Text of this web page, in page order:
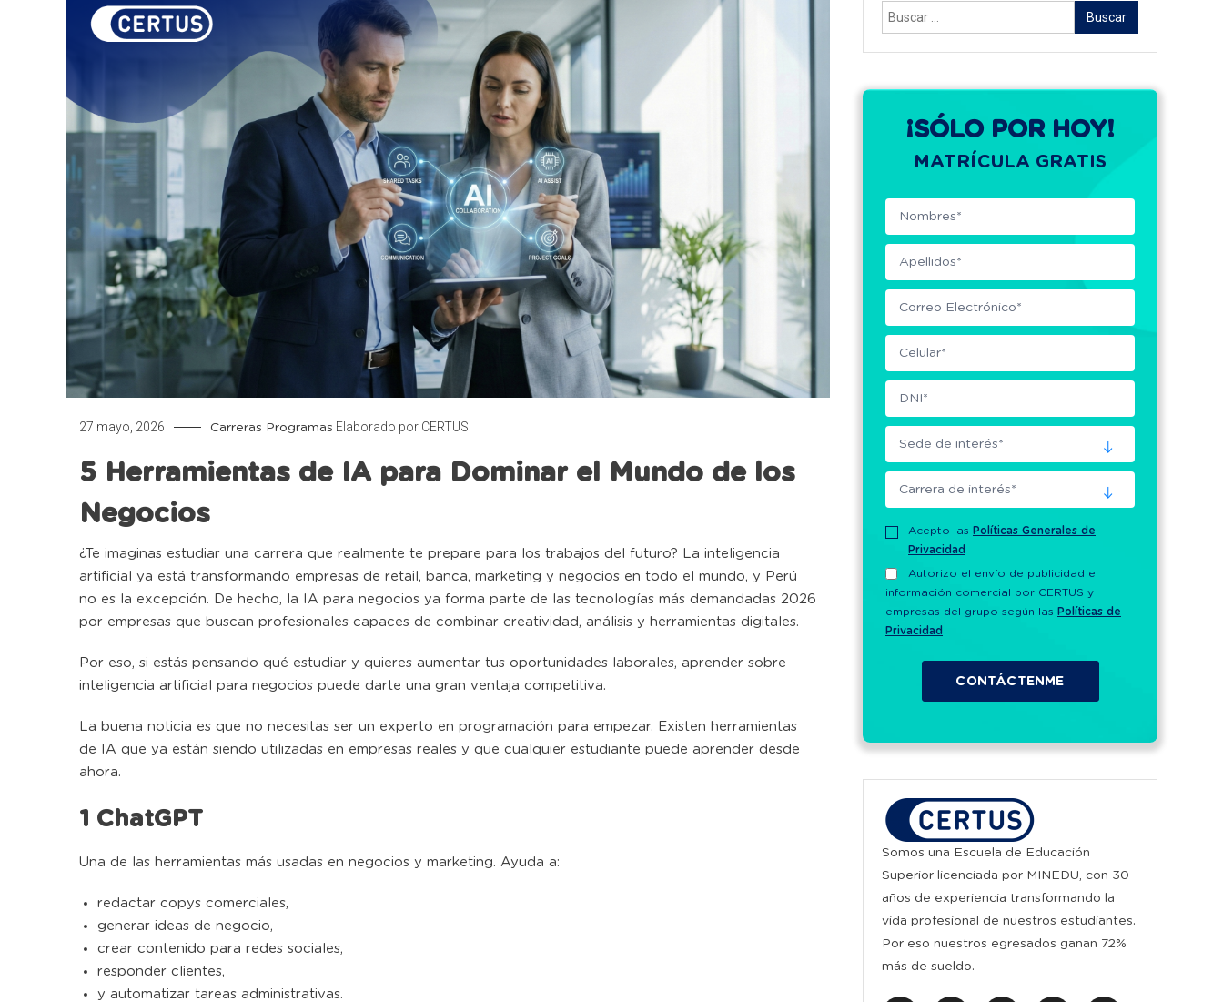
27 mayo, 2026 Carreras Programas Elaborado por CERTUS
5 Herramientas de IA para Dominar el Mundo de los
Negocios
¿Te imaginas estudiar una carrera que realmente te prepare para los trabajos del futuro? La inteligencia
artificial ya está transformando empresas de retail, banca, marketing y negocios en todo el mundo, y Perú
no es la excepción. De hecho, la IA para negocios ya forma parte de las tecnologías más demandadas 2026
por empresas que buscan profesionales capaces de combinar creatividad, análisis y herramientas digitales.
Por eso, si estás pensando qué estudiar y quieres aumentar tus oportunidades laborales, aprender sobre
inteligencia artificial para negocios puede darte una gran ventaja competitiva.
La buena noticia es que no necesitas ser un experto en programación para empezar. Existen herramientas
de IA que ya están siendo utilizadas en empresas reales y que cualquier estudiante puede aprender desde
ahora.
1 ChatGPT
Una de las herramientas más usadas en negocios y marketing. Ayuda a:
redactar copys comerciales,
generar ideas de negocio,
crear contenido para redes sociales,
responder clientes,
y automatizar tareas administrativas.
Buscar:
¡SÓLO POR HOY!
MATRÍCULA GRATIS
Acepto las Políticas Generales de
Privacidad
Autorizo el envío de publicidad e
información comercial por CERTUS y
empresas del grupo según las Políticas de
Privacidad
Somos una Escuela de Educación
Superior licenciada por MINEDU, con 30
años de experiencia transformando la
vida profesional de nuestros estudiantes.
Por eso nuestros egresados ganan 72%
más de sueldo.